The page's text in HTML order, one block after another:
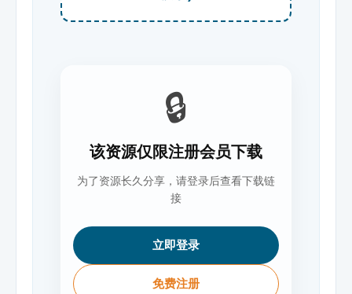
🔒
该资源仅限注册会员下载
为了资源长久分享，请登录后查看下载链
接
立即登录
免费注册